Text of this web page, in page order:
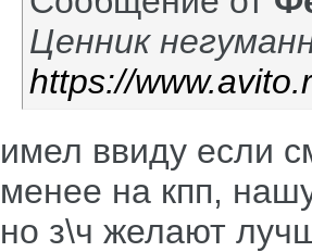
Ценник
https://
имел ввиду если
менее на кпп,
но з\ч желают